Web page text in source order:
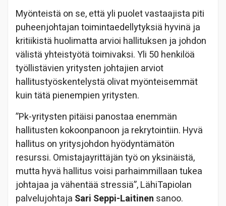
Myönteistä on se, että yli puolet vastaajista piti
puheenjohtajan toimintaedellytyksiä hyvinä ja
kritiikistä huolimatta arvioi hallituksen ja johdon
välistä yhteistyötä toimivaksi. Yli 50 henkilöä
työllistävien yritysten johtajien arviot
hallitustyöskentelystä olivat myönteisemmät
kuin tätä pienempien yritysten.
”Pk-yritysten pitäisi panostaa enemmän
hallitusten kokoonpanoon ja rekrytointiin. Hyvä
hallitus on yritysjohdon hyödyntämätön
resurssi. Omistajayrittäjän työ on yksinäistä,
mutta hyvä hallitus voisi parhaimmillaan tukea
johtajaa ja vähentää stressiä”, LähiTapiolan
palvelujohtaja Sari Seppi-Laitinen sanoo.